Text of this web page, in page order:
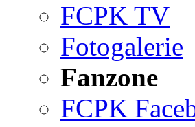
FCPK TV
Fotogalerie
Fanzone
FCPK